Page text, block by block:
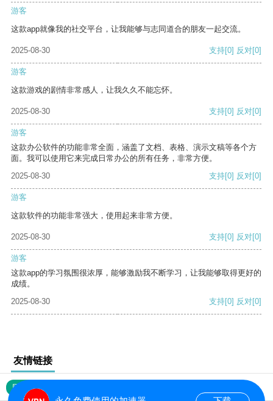
游客
这款app就像我的社交平台，让我能够与志同道合的朋友一起交流。
2025-08-30 支持[0] 反对[0]
游客
这款游戏的剧情非常感人，让我久久不能忘怀。
2025-08-30 支持[0] 反对[0]
游客
这款办公软件的功能非常全面，涵盖了文档、表格、演示文稿等各个方
面。我可以使用它来完成日常办公的所有任务，非常方便。
2025-08-30
支持[0] 反对[0]
游客
这款软件的功能非常强大，使用起来非常方便。
2025-08-30 支持[0] 反对[0]
游客
这款app的学习氛围很浓厚，能够激励我不断学习，让我能够取得更好的
成绩。
2025-08-30
支持[0] 反对[0]
友情链接
网站地图